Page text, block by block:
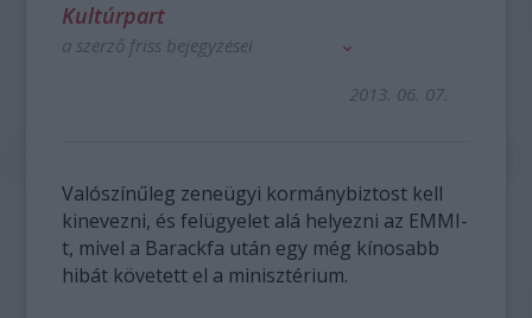
Kultúrpart
a szerző friss bejegyzései
2013. 06. 07.
Valószínűleg zeneügyi kormánybiztost kell
kinevezni, és felügyelet alá helyezni az EMMI-
t, mivel a Barackfa után egy még kínosabb
hibát követett el a minisztérium.